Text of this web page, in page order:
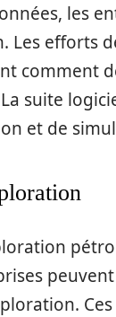
les
Les efforts
comment
suite
et de